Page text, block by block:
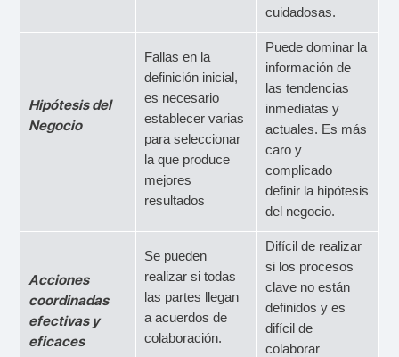
cuidadosas.
Hipótesis del
Negocio
Fallas en la
definición inicial,
es necesario
establecer varias
para seleccionar
la que produce
mejores
resultados
Puede dominar la
información de
las tendencias
inmediatas y
actuales. Es más
caro y
complicado
definir la hipótesis
del negocio.
Acciones
coordinadas
efectivas y
eficaces
Se pueden
realizar si todas
las partes llegan
a acuerdos de
colaboración.
Difícil de realizar
si los procesos
clave no están
definidos y es
difícil de
colaborar